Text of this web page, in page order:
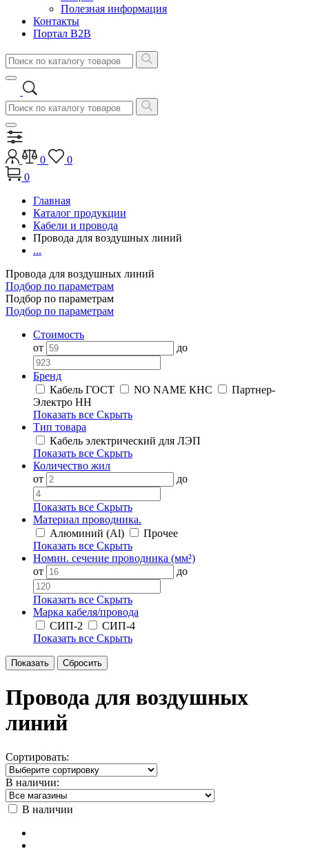
Полезная информация
Контакты
Портал B2B
0
0
0
Главная
Каталог продукции
Кабели и провода
Провода для воздушных линий
...
Провода для воздушных линий
Подбор по параметрам
Подбор по параметрам
Подбор по параметрам
Стоимость
от
до
Бренд
Кабель ГОСТ
NO NAME КНС
Партнер-
Электро НН
Показать все Скрыть
Тип товара
Кабель электрический для ЛЭП
Показать все Скрыть
Количество жил
от
до
Показать все Скрыть
Материал проводника.
Алюминий (Al)
Прочее
Показать все Скрыть
Номин. сечение проводника (мм²)
от
до
Показать все Скрыть
Марка кабеля/провода
СИП-2
СИП-4
Показать все Скрыть
Провода для воздушных
линий
Сортировать:
В наличии:
В наличии